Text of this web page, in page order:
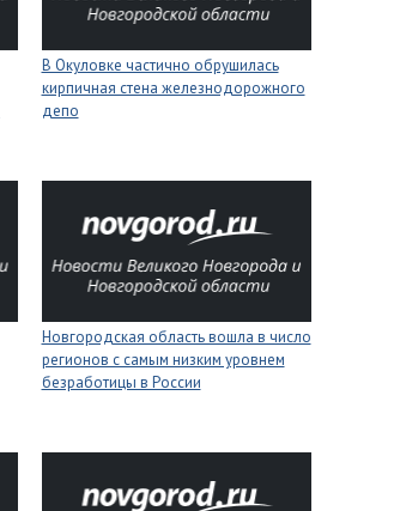
В Окуловке частично обрушилась
кирпичная стена железнодорожного
депо
Новгородская область вошла в число
регионов с самым низким уровнем
безработицы в России